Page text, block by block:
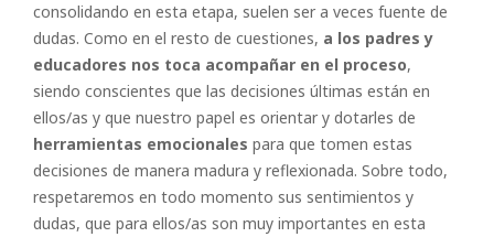
consolidando en esta etapa, suelen ser a veces fuente de
dudas. Como en el resto de cuestiones, a los padres y
educadores nos toca acompañar en el proceso,
siendo conscientes que las decisiones últimas están en
ellos/as y que nuestro papel es orientar y dotarles de
herramientas emocionales para que tomen estas
decisiones de manera madura y reflexionada. Sobre todo,
respetaremos en todo momento sus sentimientos y
dudas, que para ellos/as son muy importantes en esta